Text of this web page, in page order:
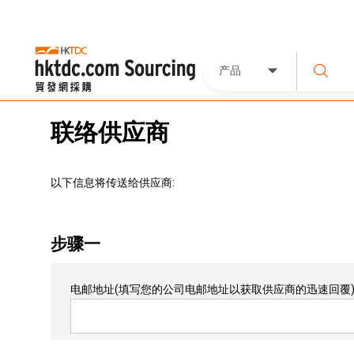
产品
联络供应商
以下信息将传送给供应商:
步骤一
电邮地址(填写您的公司电邮地址以获取供应商的迅速回覆)